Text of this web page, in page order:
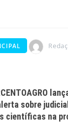
sobre
científicas na